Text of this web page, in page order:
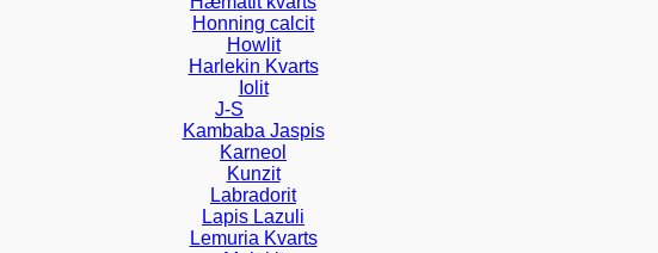
Honning calcit
Howlit
Harlekin Kvarts
Iolit
J-S
Kambaba Jaspis
Karneol
Kunzit
Labradorit
Lapis Lazuli
Lemuria Kvarts